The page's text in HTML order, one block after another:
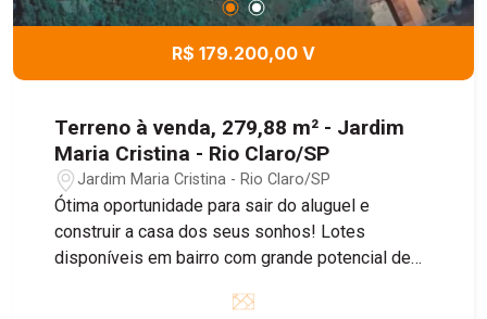
R$ 179.200,00 V
Terreno à venda, 279,88 m² - Jardim
Maria Cristina - Rio Claro/SP
Jardim Maria Cristina - Rio Claro/SP
Ótima oportunidade para sair do aluguel e
construir a casa dos seus sonhos! Lotes
disponíveis em bairro com grande potencial de